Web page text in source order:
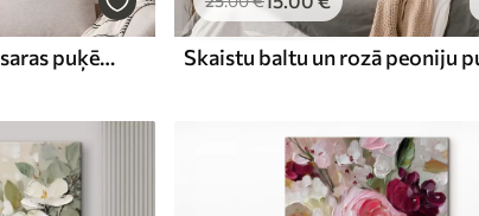
Ciema māja ar dārzu, vasaras puķēm, eļļas krāsu, otas triepieniem, lauku, lauku stilā